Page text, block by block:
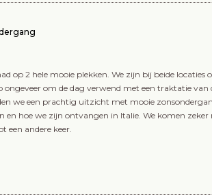
op 2 hele mooie plekken. We zijn bij beide locaties
om de dag verwend met een traktatie van
we een prachtig uitzicht met mooie
en hoe we zijn ontvangen in Italie. We komen zeker
een andere keer.